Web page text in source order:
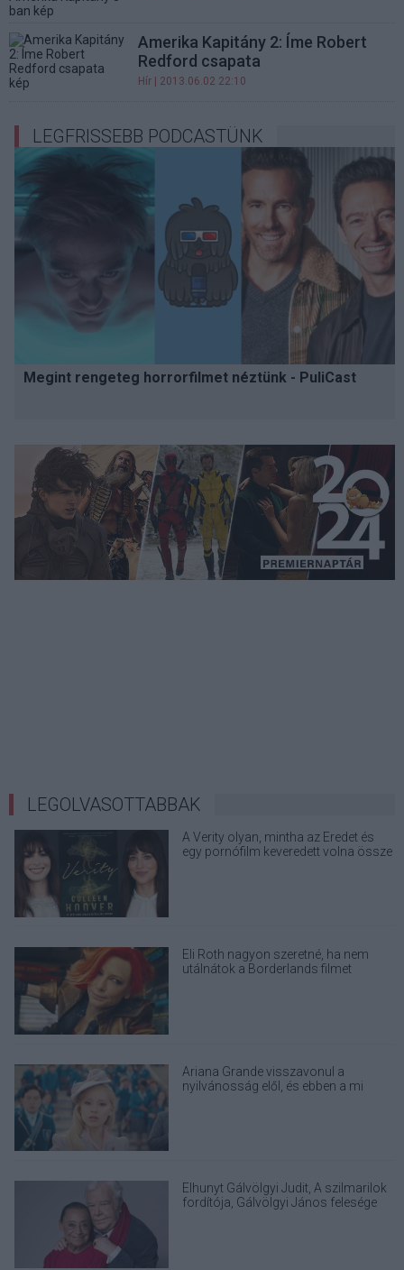
Amerika Kapitány 2: Íme Robert
Redford csapata
Hír | 2013.06.02 22:10
LEGFRISSEBB PODCASTÜNK
Megint rengeteg horrorfilmet néztünk - PuliCast
LEGOLVASOTTABBAK
A Verity olyan, mintha az Eredet és
egy pornófilm keveredett volna össze
Eli Roth nagyon szeretné, ha nem
utálnátok a Borderlands filmet
Ariana Grande visszavonul a
nyilvánosság elől, és ebben a mi
Elhunyt Gálvölgyi Judit, A szilmarilok
fordítója, Gálvölgyi János felesége